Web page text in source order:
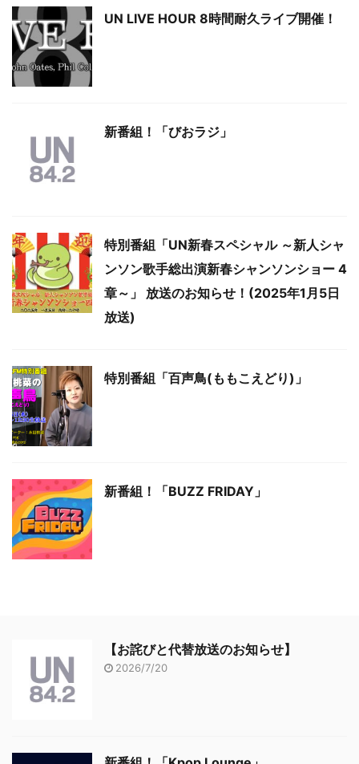
UN LIVE HOUR 8時間耐久ライブ開催！
新番組！「びおラジ」
特別番組「UN新春スペシャル ～新人シャ
ンソン歌手総出演新春シャンソンショー 4
章～」 放送のお知らせ！(2025年1月5日
放送)
特別番組「百声鳥(ももこえどり)」
新番組！「BUZZ FRIDAY」
【お詫びと代替放送のお知らせ】
2026/7/20